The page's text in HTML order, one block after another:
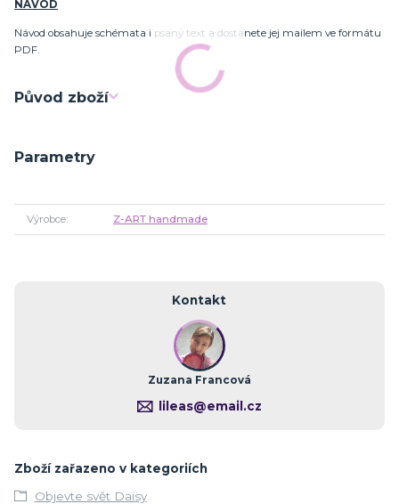
NÁVOD
Návod obsahuje schémata i psaný text a dostanete jej mailem ve formátu
PDF.
Původ zboží
Parametry
Výrobce Z-ART handmade
Kontakt
Zuzana Francová
lileas@email.cz
Zboží zařazeno v kategoriích
Objevte svět Daisy